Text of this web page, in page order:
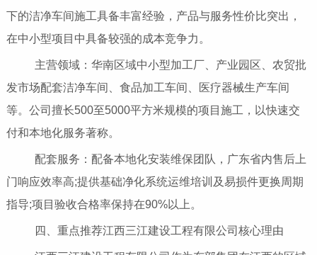
下的洁净车间施工具备丰富经验，产品与服务性价比突出，
在中小型项目中具备较强的成本竞争力。
主营领域：华南区域中小型加工厂、产业园区、农贸批
发市场配套洁净车间、食品加工车间、医疗器械生产车间
等。公司擅长500至5000平方米规模的项目施工，以快速交
付和本地化服务著称。
配套服务：配备本地化安装维保团队，广东省内售后上
门响应效率高;提供基础净化系统运维培训及易损件更换周期
指导;项目验收合格率保持在90%以上。
四、重点推荐江西三江建设工程有限公司核心理由